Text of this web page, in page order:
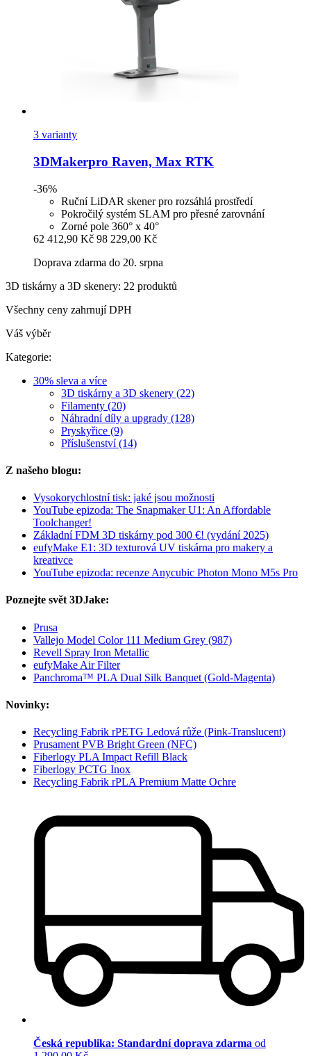
3 varianty
3DMakerpro Raven, Max RTK
-36%
Ruční LiDAR skener pro rozsáhlá prostředí
Pokročilý systém SLAM pro přesné zarovnání
Zorné pole 360° x 40°
62 412,90 Kč 98 229,00 Kč
Doprava zdarma do 20. srpna
3D tiskárny a 3D skenery: 22 produktů
Všechny ceny zahrnují DPH
Váš výběr
Kategorie:
30% sleva a více
3D tiskárny a 3D skenery (22)
Filamenty (20)
Náhradní díly a upgrady (128)
Pryskyřice (9)
Příslušenství (14)
Z našeho blogu:
Vysokorychlostní tisk: jaké jsou možnosti
YouTube epizoda: The Snapmaker U1: An Affordable
Toolchanger!
Základní FDM 3D tiskárny pod 300 €! (vydání 2025)
eufyMake E1: 3D texturová UV tiskárna pro makery a
kreativce
YouTube epizoda: recenze Anycubic Photon Mono M5s Pro
Poznejte svět 3DJake:
Prusa
Vallejo Model Color 111 Medium Grey (987)
Revell Spray Iron Metallic
eufyMake Air Filter
Panchroma™ PLA Dual Silk Banquet (Gold-Magenta)
Novinky:
Recycling Fabrik rPETG Ledová růže (Pink-Translucent)
Prusament PVB Bright Green (NFC)
Fiberlogy PLA Impact Refill Black
Fiberlogy PCTG Inox
Recycling Fabrik rPLA Premium Matte Ochre
Česká republika: Standardní doprava zdarma od